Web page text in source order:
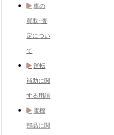
車の
買取･査
定につい
て
運転
補助に関
する用語
電機
部品に関